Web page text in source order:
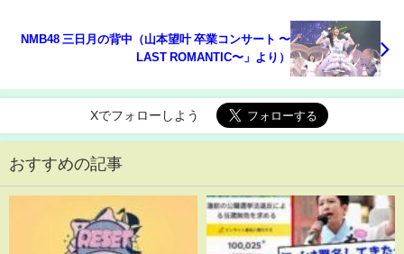
NMB48 三日月の背中（山本望叶 卒業コンサート 〜
LAST ROMANTIC〜」より）
Xでフォローしよう
おすすめの記事